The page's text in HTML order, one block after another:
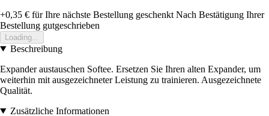
+0,35 € für Ihre nächste Bestellung geschenkt Nach Bestätigung Ihrer
Bestellung gutgeschrieben
Loading...
Beschreibung
Expander austauschen Softee. Ersetzen Sie Ihren alten Expander, um
weiterhin mit ausgezeichneter Leistung zu trainieren. Ausgezeichnete
Qualität.
Zusätzliche Informationen